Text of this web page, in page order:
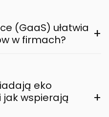
(GaaS) ułatwia
w firmach?
+
eko
wspierają
+